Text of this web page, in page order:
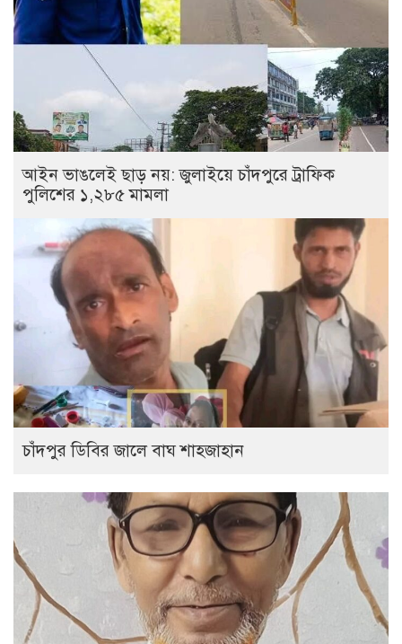
আইন ভাঙলেই ছাড় নয়: জুলাইয়ে চাঁদপুরে ট্রাফিক
পুলিশের ১,২৮৫ মামলা
চাঁদপুর ডিবির জালে বাঘ শাহজাহান